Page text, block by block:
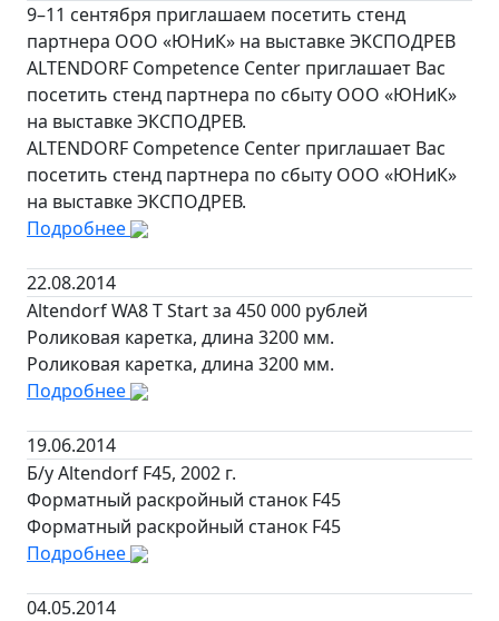
9–11 сентября приглашаем посетить стенд
партнера ООО «ЮНиК» на выставке ЭКСПОДРЕВ
ALTENDORF Competence Center приглашает Вас
посетить стенд партнера по сбыту ООО «ЮНиК»
на выставке ЭКСПОДРЕВ.
ALTENDORF Competence Center приглашает Вас
посетить стенд партнера по сбыту ООО «ЮНиК»
на выставке ЭКСПОДРЕВ.
Подробнее
22.08.2014
Altendorf WA8 T Start за 450 000 рублей
Роликовая каретка, длина 3200 мм.
Роликовая каретка, длина 3200 мм.
Подробнее
19.06.2014
Б/у Altendorf F45, 2002 г.
Форматный раскройный станок F45
Форматный раскройный станок F45
Подробнее
04.05.2014